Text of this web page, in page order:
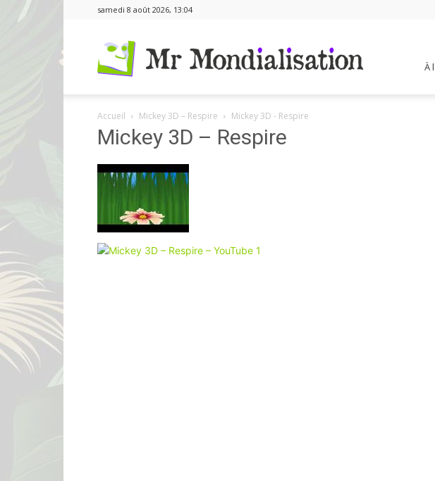
samedi 8 août 2026, 13:04
À
Accueil Mickey 3D – Respire Mickey 3D - Respire
Mickey 3D – Respire